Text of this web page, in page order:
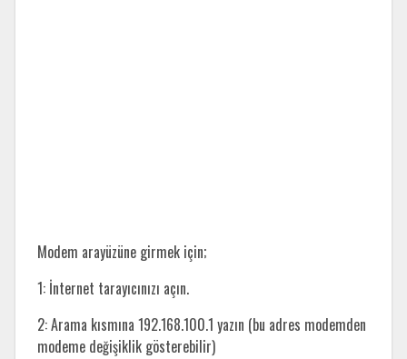
Modem arayüzüne girmek için;
1: İnternet tarayıcınızı açın.
2: Arama kısmına 192.168.100.1 yazın (bu adres modemden
modeme değişiklik gösterebilir)